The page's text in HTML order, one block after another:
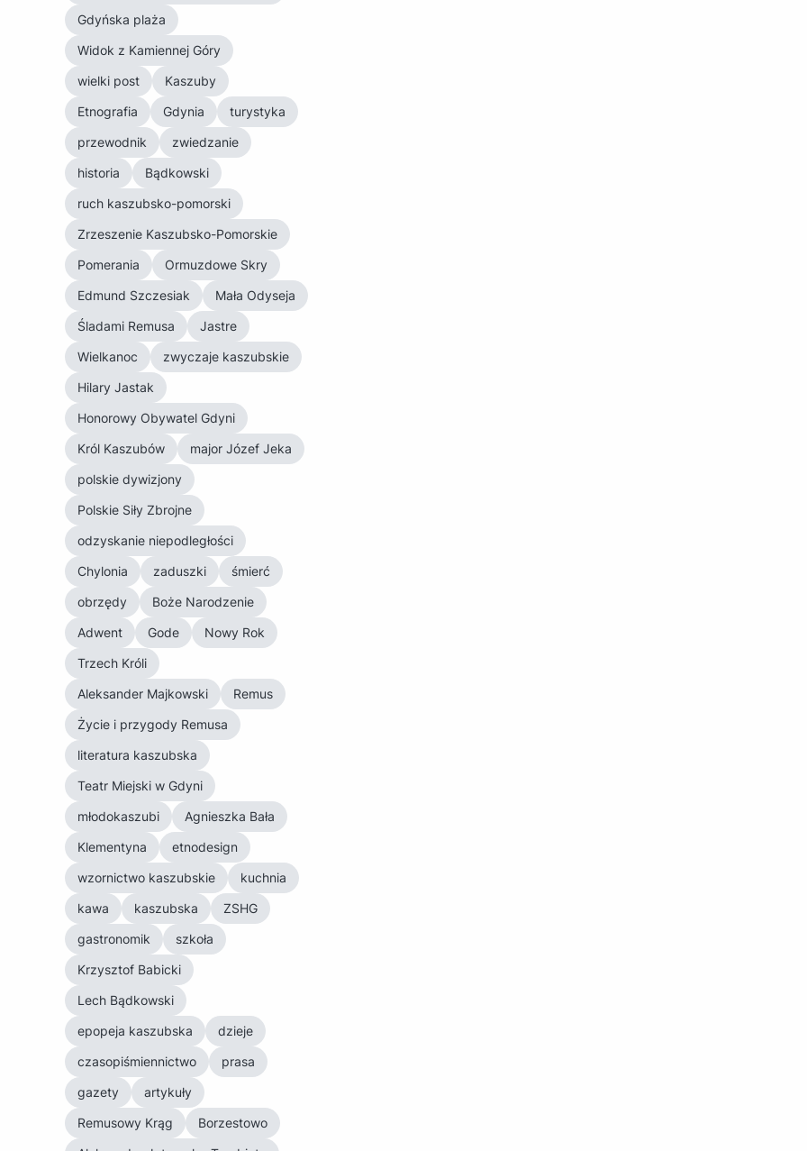
Gdyńska plaża
Widok z Kamiennej Góry
wielki post
Kaszuby
Etnografia
Gdynia
turystyka
przewodnik
zwiedzanie
historia
Bądkowski
ruch kaszubsko-pomorski
Zrzeszenie Kaszubsko-Pomorskie
Pomerania
Ormuzdowe Skry
Edmund Szczesiak
Mała Odyseja
Śladami Remusa
Jastre
Wielkanoc
zwyczaje kaszubskie
Hilary Jastak
Honorowy Obywatel Gdyni
Król Kaszubów
major Józef Jeka
polskie dywizjony
Polskie Siły Zbrojne
odzyskanie niepodległości
Chylonia
zaduszki
śmierć
obrzędy
Boże Narodzenie
Adwent
Gode
Nowy Rok
Trzech Króli
Aleksander Majkowski
Remus
Życie i przygody Remusa
literatura kaszubska
Teatr Miejski w Gdyni
młodokaszubi
Agnieszka Bała
Klementyna
etnodesign
wzornictwo kaszubskie
kuchnia
kawa
kaszubska
ZSHG
gastronomik
szkoła
Krzysztof Babicki
Lech Bądkowski
epopeja kaszubska
dzieje
czasopiśmiennictwo
prasa
gazety
artykuły
Remusowy Krąg
Borzestowo